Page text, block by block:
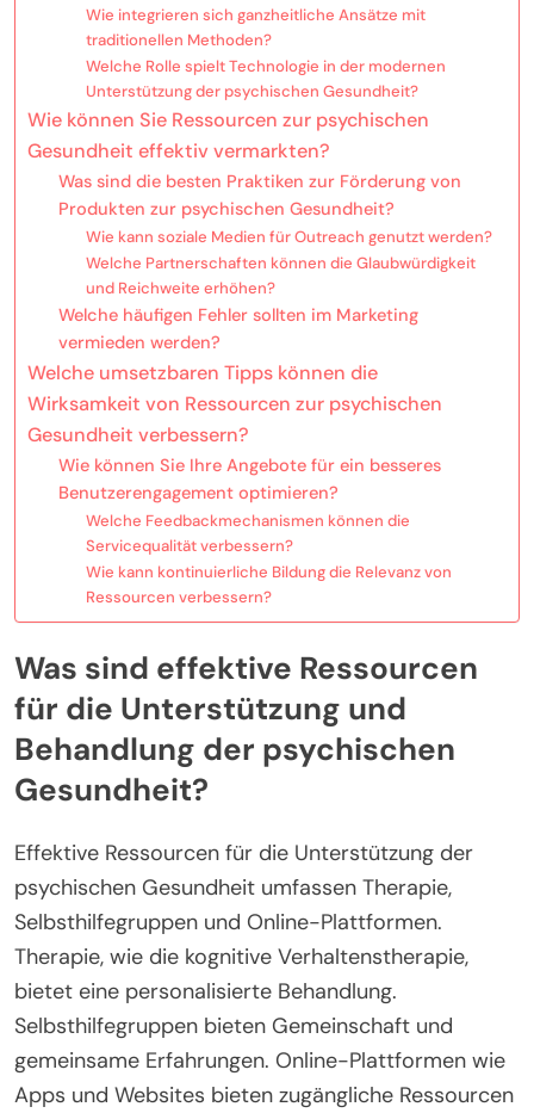
Wie integrieren sich ganzheitliche Ansätze mit
traditionellen Methoden?
Welche Rolle spielt Technologie in der modernen
Unterstützung der psychischen Gesundheit?
Wie können Sie Ressourcen zur psychischen
Gesundheit effektiv vermarkten?
Was sind die besten Praktiken zur Förderung von
Produkten zur psychischen Gesundheit?
Wie kann soziale Medien für Outreach genutzt werden?
Welche Partnerschaften können die Glaubwürdigkeit
und Reichweite erhöhen?
Welche häufigen Fehler sollten im Marketing
vermieden werden?
Welche umsetzbaren Tipps können die
Wirksamkeit von Ressourcen zur psychischen
Gesundheit verbessern?
Wie können Sie Ihre Angebote für ein besseres
Benutzerengagement optimieren?
Welche Feedbackmechanismen können die
Servicequalität verbessern?
Wie kann kontinuierliche Bildung die Relevanz von
Ressourcen verbessern?
Was sind effektive Ressourcen
für die Unterstützung und
Behandlung der psychischen
Gesundheit?
Effektive Ressourcen für die Unterstützung der
psychischen Gesundheit umfassen Therapie,
Selbsthilfegruppen und Online-Plattformen.
Therapie, wie die kognitive Verhaltenstherapie,
bietet eine personalisierte Behandlung.
Selbsthilfegruppen bieten Gemeinschaft und
gemeinsame Erfahrungen. Online-Plattformen wie
Apps und Websites bieten zugängliche Ressourcen